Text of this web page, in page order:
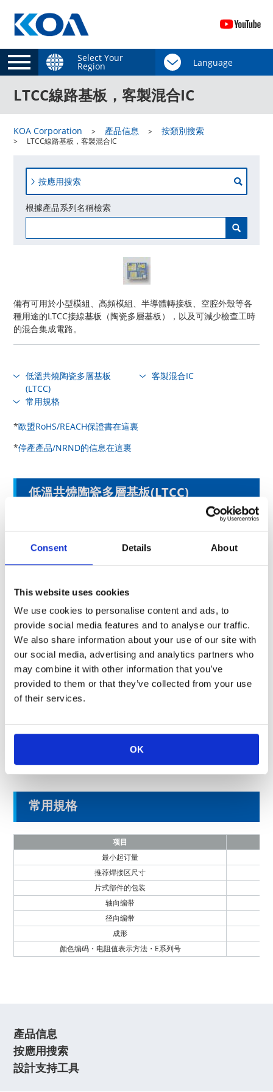
Consent Details About
This website uses cookies
We use cookies to personalise content and ads, to
provide social media features and to analyse our traffic.
We also share information about your use of our site with
our social media, advertising and analytics partners who
may combine it with other information that you’ve
provided to them or that they’ve collected from your use
of their services.
OK
Select Your
Region
LTCC線路基板，客製混合IC
KOA Corporation 產品信息 按類別搜索
LTCC線路基板，客製混合IC
按應用搜索
根據產品系列名稱檢索
備有可用於小型模組、高頻模組、半導體轉接板、空腔外殼等各
種用途的LTCC接線基板（陶瓷多層基板），以及可減少檢查工時
的混合集成電路。
低溫共燒陶瓷多層基板
(LTCC)
客製混合IC
常用規格
*歐盟RoHS/REACH保證書在這裏
*停產產品/NRND的信息在這裏
低溫共燒陶瓷多層基板(LTCC)
品目
型號
LTCC模組
＊不建議用于新設計
客製混合IC
透過功能塊的HIC化，輕鬆實現小型化及機型切換，減少了檢查工
品目
型号
常用規格
项目
最小起订量
推荐焊接区尺寸
片式部件的包装
轴向编带
径向编带
成形
颜色编码・电阻值表示方法・E系列号
產品信息
按應用搜索
設計支持工具